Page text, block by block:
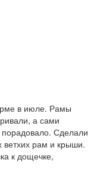
в июле. Рамы
а сами
Сделали
ветхих рам и крыши.
к дощечке,